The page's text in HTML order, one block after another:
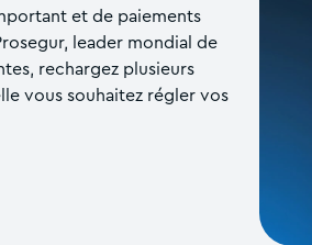
et de paiements
leader mondial de
rechargez plusieurs
vous souhaitez régler vos